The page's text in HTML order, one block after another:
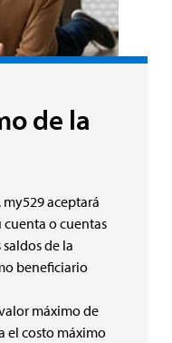
de la
my529 aceptará
o cuentas
de la
beneficiario
máximo de
el costo máximo